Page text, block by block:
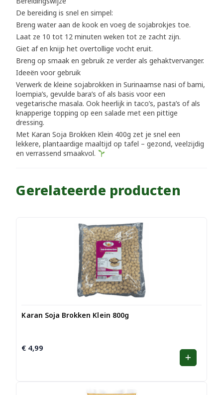
De bereiding is snel en simpel:
Breng water aan de kook en voeg de sojabrokjes toe.
Laat ze 10 tot 12 minuten weken tot ze zacht zijn.
Giet af en knijp het overtollige vocht eruit.
Breng op smaak en gebruik ze verder als gehaktvervanger.
Ideeën voor gebruik
Verwerk de kleine sojabrokken in Surinaamse nasi of bami,
loempia’s, gevulde bara’s of als basis voor een
vegetarische masala. Ook heerlijk in taco’s, pasta’s of als
knapperige topping op een salade met een pittige
dressing.
Met Karan Soja Brokken Klein 400g zet je snel een
lekkere, plantaardige maaltijd op tafel – gezond, veelzijdig
en verrassend smaakvol.
Gerelateerde producten
Karan Soja Brokken Klein 800g
€ 4,99